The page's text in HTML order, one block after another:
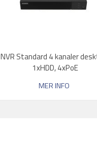
NVR Standard 4 kanaler
1xHDD, 4xPoE
MER INFO